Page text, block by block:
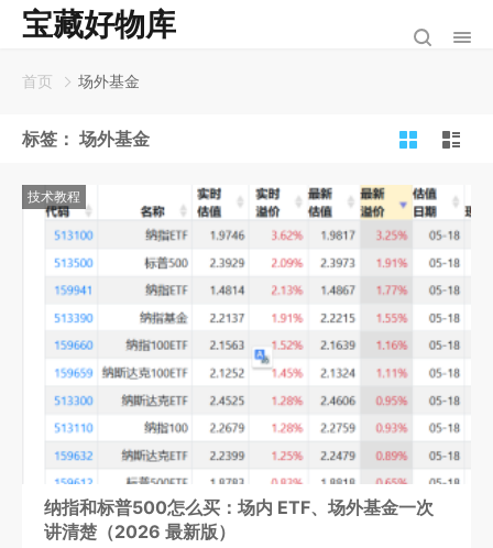
宝藏好物库
首页 场外基金
标签： 场外基金
技术教程
纳指和标普500怎么买：场内 ETF、场外基金一次
讲清楚（2026 最新版）